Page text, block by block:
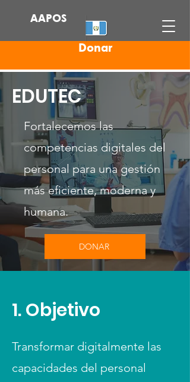
AAPOS
Donar
EDUTEC
Fortalecemos las
competencias digitales del
personal para una gestión
más eficiente, moderna y
humana.
DONAR
1. Objetivo
Transformar digitalmente las
capacidades del personal